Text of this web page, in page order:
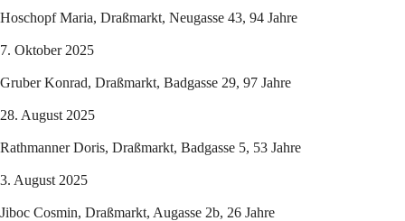
Hoschopf Maria, Draßmarkt, Neugasse 43, 94 Jahre
7. Oktober 2025
Gruber Konrad, Draßmarkt, Badgasse 29, 97 Jahre
28. August 2025
Rathmanner Doris, Draßmarkt, Badgasse 5, 53 Jahre
3. August 2025
Jiboc Cosmin, Draßmarkt, Augasse 2b, 26 Jahre